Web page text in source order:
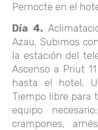
Pernocte en el
Día 4.
Azau. Subimos
la estación del
Ascenso a Priut
hasta el hotel.
Tiempo libre para
equipo
crampones,